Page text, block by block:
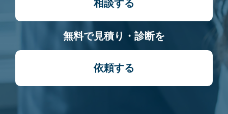
相談する
無料で見積り・診断を
依頼する